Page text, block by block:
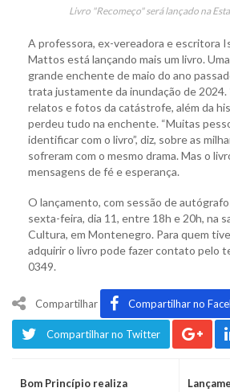
Livro "Recomeço" será lançado na
A professora, ex-vereadora e escritora
Mattos está lançando mais um livro.
grande enchente de maio do ano
trata justamente da inundação de 2024.
relatos e fotos da catástrofe, além da
perdeu tudo na enchente. “Muitas
identificar com o livro”, diz, sobre as
sofreram com o mesmo drama. Mas o
mensagens de fé e esperança.
O lançamento, com sessão de
sexta-feira, dia 11, entre 18h e 20h, na
Cultura, em Montenegro. Para quem
adquirir o livro pode fazer contato pelo
0349.
Compartilhar Compartilhar no
Compartilhar no Twitter
Bom Princípio realiza